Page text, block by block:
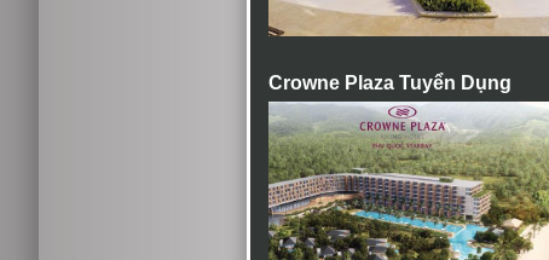
Crowne Plaza Tuyển Dụng